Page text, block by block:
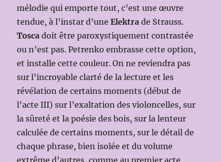
mélodie qui emporte tout, c’est une œuvre
tendue, à l’instar d’uneElektra de Strauss.
Tosca doit être paroxystiquement contrastée
ou n’est pas. Petrenko embrasse cette option,
et installe cette couleur. On ne reviendra pas
sur l’incroyable clarté de la lecture et les
révélation de certains moments (début de
l’acte III) sur l’exaltation des violoncelles, sur
la sûreté et la poésie des bois, sur la lenteur
calculée de certains moments, sur le détail de
chaque phrase, bien isolée et du volume
extrême d’autres, comme au premier acte